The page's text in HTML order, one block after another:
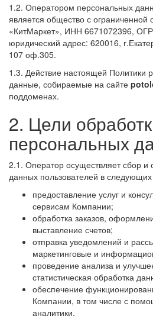
1.2. Оператором персональных
является общество с ограниченной
«КитМаркет», ИНН 6671072396,
юридический адрес: 620016,
107 оф.305.
1.3. Действие настоящей Политики
данные, собираемые на сайте
поддоменах.
2. Цели
персональных
2.1. Оператор осуществляет сбор и
данных пользователей в
предоставление услуг и
сервисам Компании;
обработка заказов,
выставление счетов;
отправка уведомлений и
маркетинговые и
проведение анализа и
статистическая обработка
обеспечение
Компании, в том числе с
аналитики.